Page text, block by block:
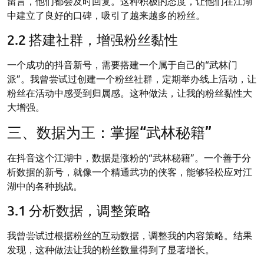
中建立了良好的口碑，吸引了越来越多的粉丝。
2.2 搭建社群，增强粉丝黏性
一个成功的抖音新号，需要搭建一个属于自己的“武林门
派”。我曾尝试过创建一个粉丝社群，定期举办线上活动，让
粉丝在活动中感受到归属感。这种做法，让我的粉丝黏性大
大增强。
三、数据为王：掌握“武林秘籍”
在抖音这个江湖中，数据是涨粉的“武林秘籍”。一个善于分
析数据的新号，就像一个精通武功的侠客，能够轻松应对江
湖中的各种挑战。
3.1 分析数据，调整策略
我曾尝试过根据粉丝的互动数据，调整我的内容策略。结果
发现，这种做法让我的粉丝数量得到了显著增长。